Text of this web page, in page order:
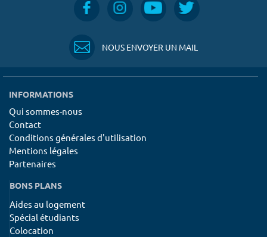
NOUS ENVOYER UN MAIL
INFORMATIONS
Qui sommes-nous
Contact
Conditions générales d'utilisation
Mentions légales
Partenaires
BONS PLANS
Aides au logement
Spécial étudiants
Colocation